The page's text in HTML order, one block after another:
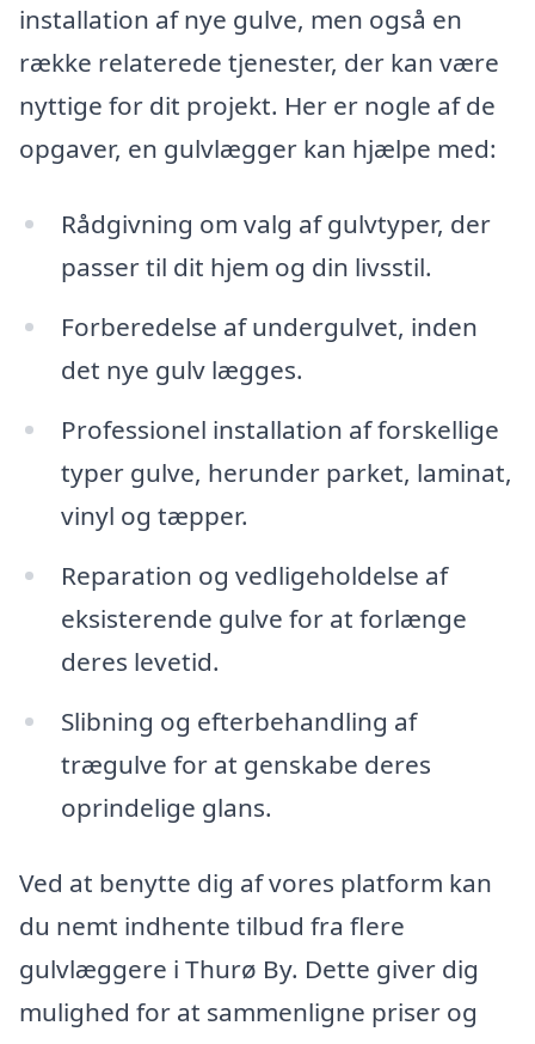
installation af nye gulve, men også en
række relaterede tjenester, der kan være
nyttige for dit projekt. Her er nogle af de
opgaver, en gulvlægger kan hjælpe med:
Rådgivning om valg af gulvtyper, der
passer til dit hjem og din livsstil.
Forberedelse af undergulvet, inden
det nye gulv lægges.
Professionel installation af forskellige
typer gulve, herunder parket, laminat,
vinyl og tæpper.
Reparation og vedligeholdelse af
eksisterende gulve for at forlænge
deres levetid.
Slibning og efterbehandling af
trægulve for at genskabe deres
oprindelige glans.
Ved at benytte dig af vores platform kan
du nemt indhente tilbud fra flere
gulvlæggere i Thurø By. Dette giver dig
mulighed for at sammenligne priser og